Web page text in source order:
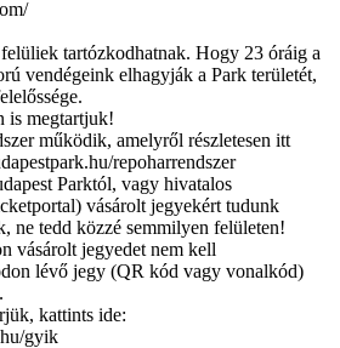
tartózkodhatnak. Hogy 23 óráig a
vendégeink elhagyják a Park területét,
is megtartjuk!
működik, amelyről részletesen itt
repoharrendszer
Parktól, vagy hivatalos
vásárolt jegyekért tudunk
ne tedd közzé semmilyen felületen!
vásárolt jegyedet nem kell
lévő jegy (QR kód vagy vonalkód)
kattints ide:
gyik